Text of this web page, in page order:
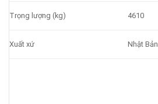
Trọng lượng (kg) 4610
Xuất xứ Nhật Bản